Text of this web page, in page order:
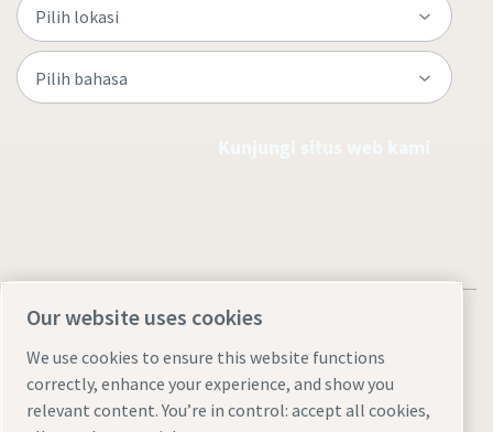
Pemberitahuan Legal & Privasi Manage cookies
Aksesibilitas
Our website uses cookies
We use cookies to ensure this website functions
correctly, enhance your experience, and show you
relevant content. You’re in control: accept all cookies,